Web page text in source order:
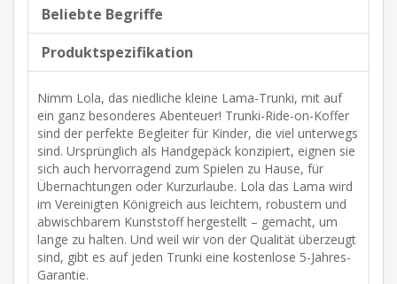
Beliebte Begriffe
Produktspezifikation
Nimm Lola, das niedliche kleine Lama-Trunki, mit auf
ein ganz besonderes Abenteuer! Trunki-Ride-on-Koffer
sind der perfekte Begleiter für Kinder, die viel unterwegs
sind. Ursprünglich als Handgepäck konzipiert, eignen sie
sich auch hervorragend zum Spielen zu Hause, für
Übernachtungen oder Kurzurlaube. Lola das Lama wird
im Vereinigten Königreich aus leichtem, robustem und
abwischbarem Kunststoff hergestellt – gemacht, um
lange zu halten. Und weil wir von der Qualität überzeugt
sind, gibt es auf jeden Trunki eine kostenlose 5-Jahres-
Garantie.